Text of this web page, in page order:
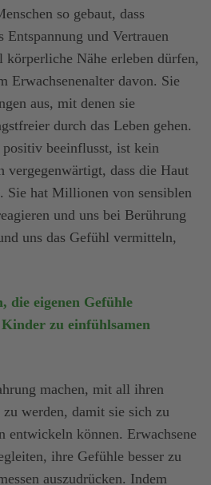
so gebaut, dass
Entspannung und Vertrauen
Nähe erleben dürfen,
Erwachsenenalter davon. Sie
aus, mit denen sie
durch das Leben gehen.
positiv beeinflusst, ist kein
vergegenwärtigt, dass die Haut
Sie hat Millionen von sensiblen
und uns bei Berührung
uns das Gefühl vermitteln,
die eigenen Gefühle
zu einfühlsamen
machen, mit all ihren
werden, damit sie sich zu
entwickeln können. Erwachsene
ihre Gefühle besser zu
auszudrücken. Indem